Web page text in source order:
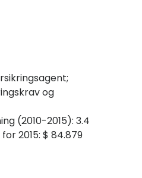
og
(2010-2015): 3.4
2015: $ 84.879